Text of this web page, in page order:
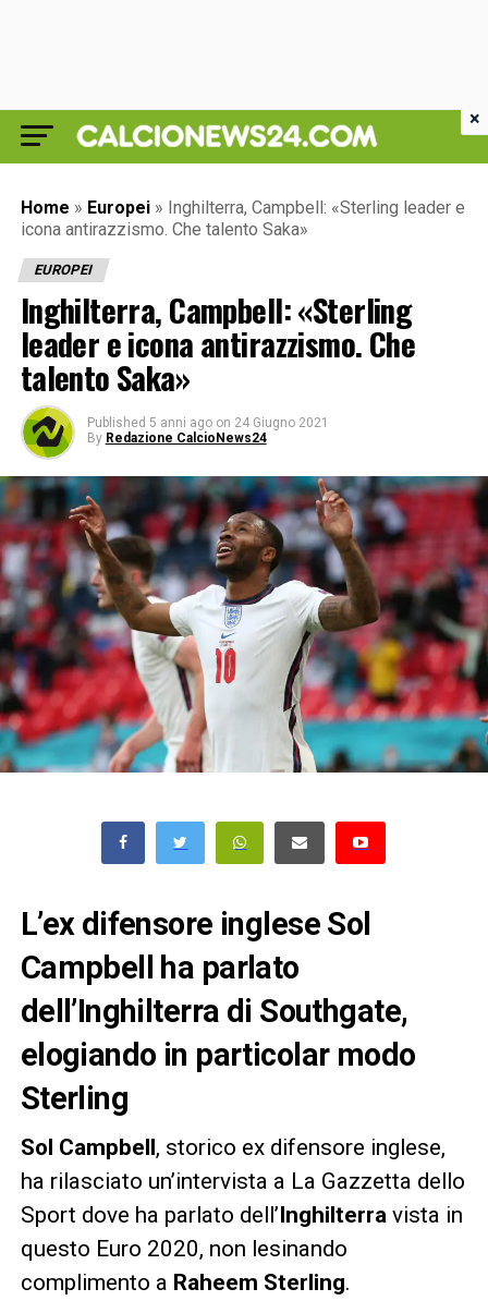
Home » Europei » Inghilterra, Campbell: «Sterling leader e
icona antirazzismo. Che talento Saka»
EUROPEI
Inghilterra, Campbell: «Sterling
leader e icona antirazzismo. Che
talento Saka»
Published 5 anni ago on 24 Giugno 2021
By Redazione CalcioNews24
L’ex difensore inglese Sol
Campbell ha parlato
dell’Inghilterra di Southgate,
elogiando in particolar modo
Sterling
Sol Campbell, storico ex difensore inglese,
ha rilasciato un’intervista a La Gazzetta dello
Sport dove ha parlato dell’Inghilterra vista in
questo Euro 2020, non lesinando
complimento a Raheem Sterling.
×